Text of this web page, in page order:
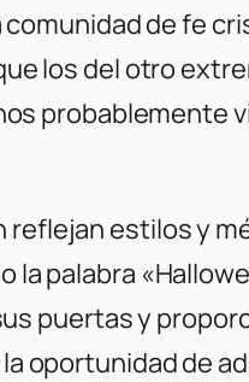
de fe
los del otro
probablemente
estilos y
palabra
puertas y
oportunidad de